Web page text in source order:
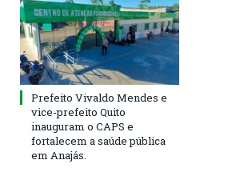
Prefeito Vivaldo Mendes e
vice-prefeito Quito
inauguram o CAPS e
fortalecem a saúde pública
em Anajás.